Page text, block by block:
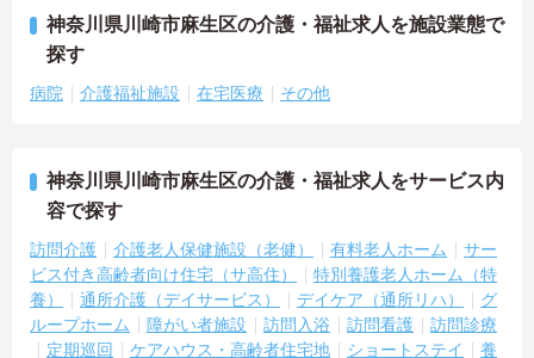
神奈川県川崎市麻生区の介護・福祉求人を施設業態で
探す
病院 介護福祉施設 在宅医療 その他
神奈川県川崎市麻生区の介護・福祉求人をサービス内
容で探す
訪問介護 介護老人保健施設（老健） 有料老人ホーム
サー
ビス付き高齢者向け住宅（サ高住）
特別養護老人ホーム（特
養）
通所介護（デイサービス） デイケア（通所リハ）
グ
ループホーム
障がい者施設 訪問入浴 訪問看護
訪問診療
定期巡回
ケアハウス・高齢者住宅地 ショートステイ
養